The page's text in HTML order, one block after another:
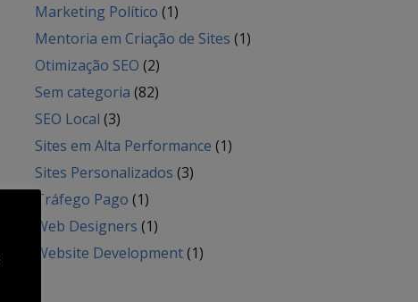
Marketing Político (1)
Mentoria em Criação de Sites (1)
Otimização SEO (2)
Sem categoria (82)
SEO Local (3)
Sites em Alta Performance (1)
Sites Personalizados (3)
Tráfego Pago (1)
Web Designers (1)
Website Development(1)